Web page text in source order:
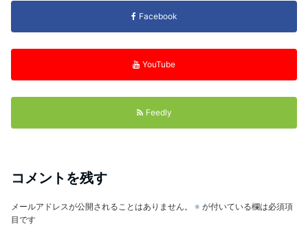
Facebook
YouTube
Feedly
コメントを残す
メールアドレスが公開されることはありません。 ※ が付いている欄は必須項
目です